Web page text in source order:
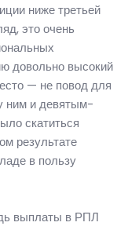
ниже третьей
это очень
довольно высокий
— не повод для
ним и девятым-
скатиться
результате
в пользу
выплаты в РПЛ